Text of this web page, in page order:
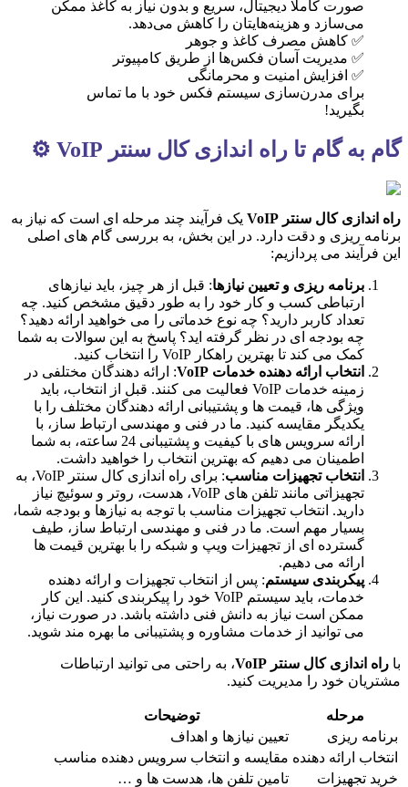
صورت کاملا دیجیتال، سریع و بدون نیاز به کاغذ ممکن
می‌سازد و هزینه‌هایتان را کاهش می‌دهد.
✅ کاهش مصرف کاغذ و جوهر
✅ مدیریت آسان فکس‌ها از طریق کامپیوتر
✅ افزایش امنیت و محرمانگی
برای مدرن‌سازی سیستم فکس خود با ما تماس
بگیرید!
گام به گام تا راه اندازی کال سنتر VoIP ⚙️
راه اندازی کال سنتر VoIP
یک فرآیند چند مرحله ای است که نیاز به
برنامه ریزی و دقت دارد. در این بخش، به بررسی گام های اصلی
این فرآیند می پردازیم:
برنامه ریزی و تعیین نیازها: قبل از هر چیز، باید نیازهای
ارتباطی کسب و کار خود را به طور دقیق مشخص کنید. چه
تعداد کاربر دارید؟ چه نوع خدماتی را می خواهید ارائه دهید؟
چه بودجه ای در نظر گرفته اید؟ پاسخ به این سوالات به شما
کمک می کند تا بهترین راهکار VoIP را انتخاب کنید.
انتخاب ارائه دهنده خدمات VoIP
: ارائه دهندگان مختلفی در
زمینه خدمات VoIP فعالیت می کنند. قبل از انتخاب، باید
ویژگی ها، قیمت ها و پشتیبانی ارائه دهندگان مختلف را با
یکدیگر مقایسه کنید. ما در فنی و مهندسی ارتباط ساز، با
ارائه سرویس های با کیفیت و پشتیبانی 24 ساعته، به شما
اطمینان می دهیم که بهترین انتخاب را خواهید داشت.
انتخاب تجهیزات مناسب
: برای راه اندازی کال سنتر VoIP، به
تجهیزاتی مانند تلفن های VoIP، هدست، روتر و سوئیچ نیاز
دارید. انتخاب تجهیزات مناسب با توجه به نیازها و بودجه شما،
بسیار مهم است. ما در فنی و مهندسی ارتباط ساز، طیف
گسترده ای از تجهیزات ویپ و شبکه را با بهترین قیمت ها
ارائه می دهیم.
پیکربندی سیستم: پس از انتخاب تجهیزات و ارائه دهنده
خدمات، باید سیستم VoIP خود را پیکربندی کنید. این کار
ممکن است نیاز به دانش فنی داشته باشد. در صورت نیاز،
می توانید از خدمات مشاوره و پشتیبانی ما بهره مند شوید.
با راه اندازی کال سنتر VoIP
، به راحتی می توانید ارتباطات
مشتریان خود را مدیریت کنید.
مرحله
توضیحات
برنامه ریزی
تعیین نیازها و اهداف
انتخاب ارائه دهنده مقایسه و انتخاب سرویس دهنده مناسب
خرید تجهیزات
تامین تلفن ها، هدست ها و …